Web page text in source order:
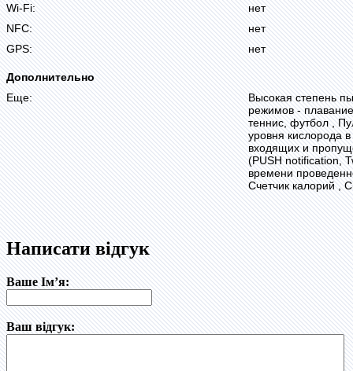
Wi-Fi:
нет
NFC:
нет
GPS:
нет
Дополнительно
Еще:
Высокая степень
режимов -
теннис, футбол ,
уровня кислорода
входящих и
(PUSH notification,
времени
Счетчик калорий ,
Написати відгук
Ваше Ім’я:
Ваш відгук: